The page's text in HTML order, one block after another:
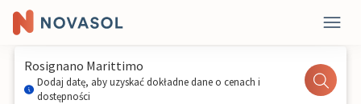
Rosignano Marittimo
Dodaj datę, aby uzyskać dokładne dane o cenach i
dostępności